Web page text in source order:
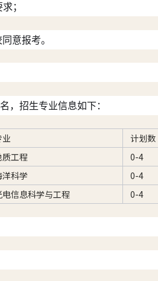
；
意报考。
，招生专业信息如下：
业 计划数
质工程
0-4
洋科学
0-4
电信息科学与工程 0-4